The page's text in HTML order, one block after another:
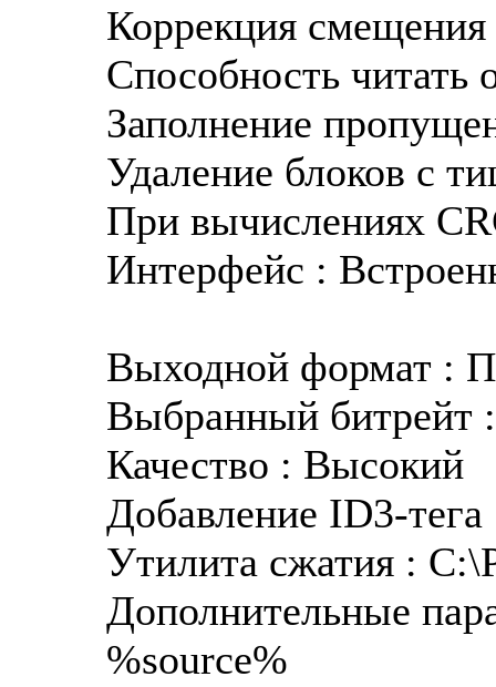
Коррекция
Способность читать
Заполнение
Удаление блоков с
При вычислениях
Интерфейс :
Выходной формат :
Выбранный битрейт
Качество : Высокий
Добавление ID3-
Утилита сжатия :
Дополнительные
%source%